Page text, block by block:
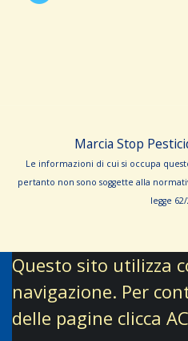
Marcia Stop
Le informa­zioni di cui si occupa
pertanto non sono sog­gette alla
leg­ge
Questo sito utilizza
navigazione. Per
delle pagine clicca